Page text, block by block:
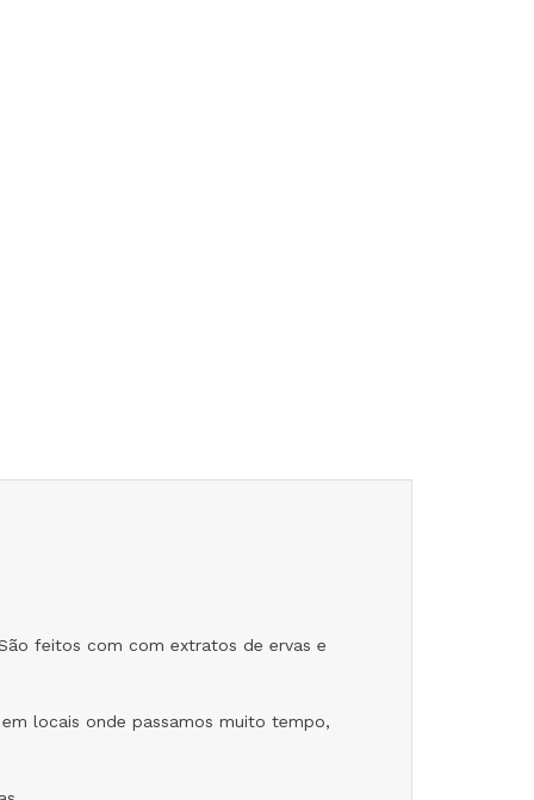
feitos com com extratos de ervas e
locais onde passamos muito tempo,